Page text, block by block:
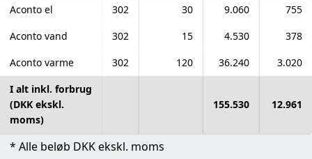
Aconto el
302 30 9.060
755
Aconto vand
302 15 4.530
378
Aconto varme
302 120 36.240
3.020
I alt inkl. forbrug
(DKK ekskl.
moms)
155.530 12.961
* Alle beløb DKK ekskl. moms